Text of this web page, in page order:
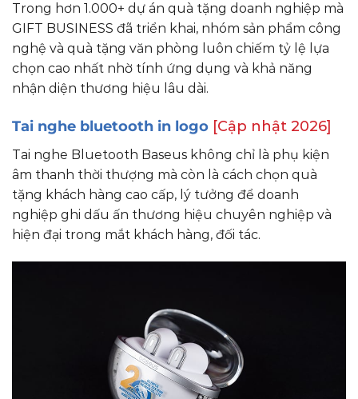
Trong hơn 1.000+ dự án quà tặng doanh nghiệp mà
GIFT BUSINESS đã triển khai, nhóm sản phẩm công
nghệ và quà tặng văn phòng luôn chiếm tỷ lệ lựa
chọn cao nhất nhờ tính ứng dụng và khả năng
nhận diện thương hiệu lâu dài.
Tai nghe bluetooth in logo [Cập nhật 2026]
Tai nghe Bluetooth Baseus không chỉ là phụ kiện
âm thanh thời thượng mà còn là cách chọn quà
tặng khách hàng cao cấp, lý tưởng để doanh
nghiệp ghi dấu ấn thương hiệu chuyên nghiệp và
hiện đại trong mắt khách hàng, đối tác.